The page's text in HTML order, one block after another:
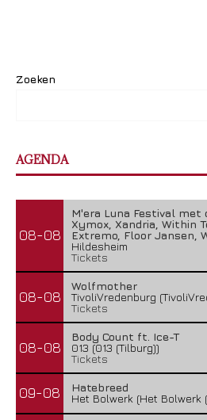
Zoeken
AGENDA
08-08
M'era Luna Festival met
Xymox, Xandria, Within
Extremo, Floor Jansen,
Hildesheim
Tickets
08-08
Wolfmother
TivoliVredenburg
Tickets
08-08
Body Count ft. Ice-T
013 (013 (Tilburg))
Tickets
09-08
Hatebreed
Het Bolwerk (Het Bolwerk